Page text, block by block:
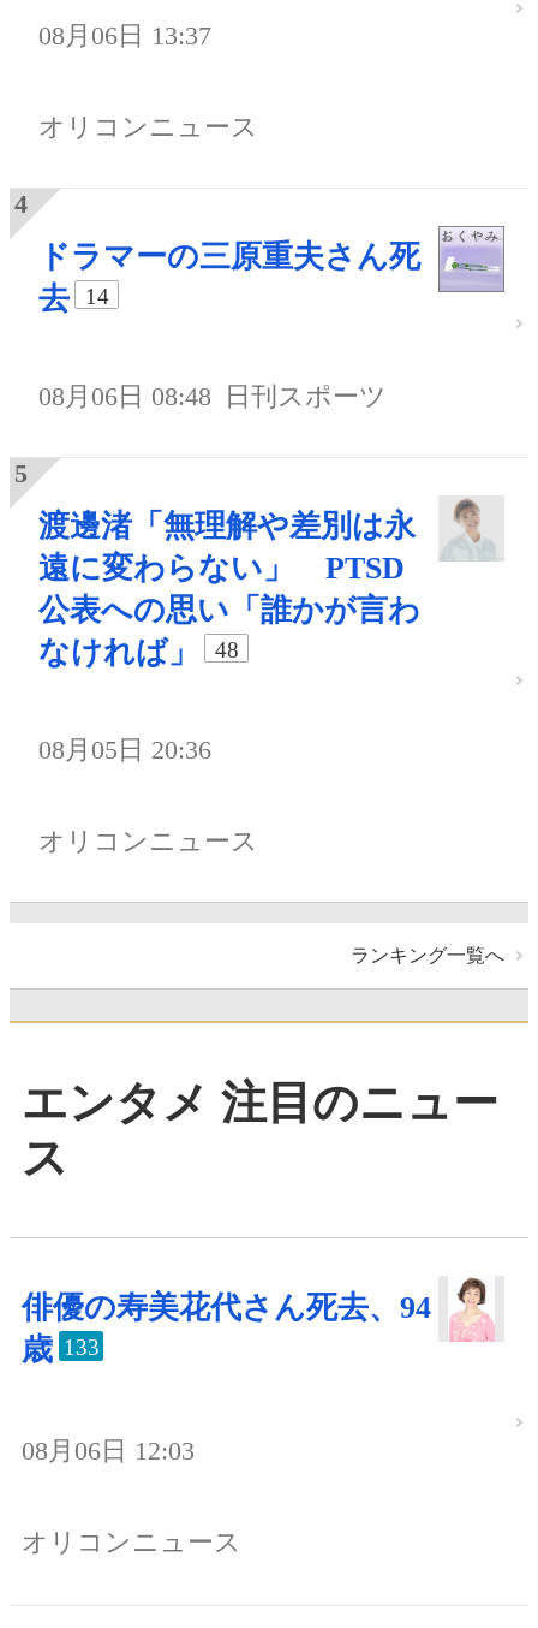
08月06日 13:37
オリコンニュース
ドラマーの三原重夫さん死
去
14
08月06日 08:48 日刊スポーツ
渡邊渚「無理解や差別は永
遠に変わらない」 PTSD
公表への思い「誰かが言わ
なければ」
48
08月05日 20:36
オリコンニュース
ランキング一覧へ
エンタメ 注目のニュー
ス
俳優の寿美花代さん死去、94
歳 133
08月06日 12:03
オリコンニュース